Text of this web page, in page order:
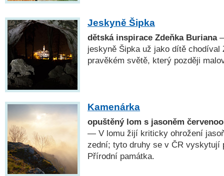
Jeskyně Šipka
dětská inspirace Zdeňka Buriana—
jeskyně Šipka už jako dítě chodíval
pravěkém světě, který později
Kamenárka
opuštěný lom s jasoněm
— V lomu žijí kriticky ohrožení
zední; tyto druhy se v ČR vyskytují
Přírodní památka.